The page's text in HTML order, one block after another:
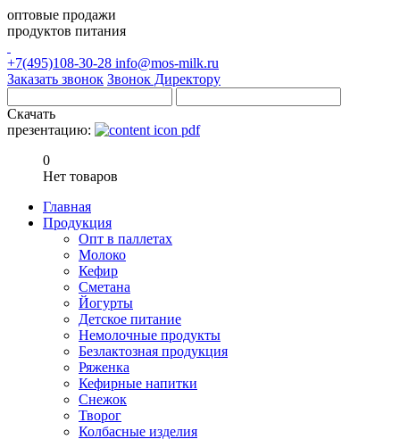
оптовые продажи
продуктов питания
+7(495)108-30-28 info@mos-milk.ru
Заказать звонок Звонок Директору
Скачать
презентацию:
0
Нет товаров
Главная
Продукция
Опт в паллетах
Молоко
Кефир
Сметана
Йогурты
Детское питание
Немолочные продукты
Безлактозная продукция
Ряженка
Кефирные напитки
Снежок
Творог
Колбасные изделия